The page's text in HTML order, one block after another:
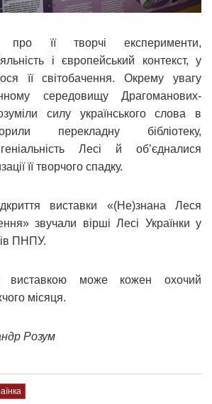
її творчі експерименти,
і європейський контекст, у
її світобачення. Окрему увагу
середовищу Драгоманових-
силу українського слова в
перекладну бібліотеку,
Лесі й об’єдналися
її творчого спадку.
виставки «(Не)знана Леся
звучали вірші Лесі Українки у
ПНПУ.
виставкою може кожен охочий
місяця.
Розум